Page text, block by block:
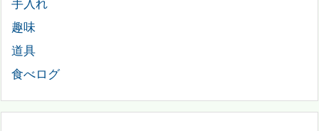
手入れ
趣味
道具
食べログ